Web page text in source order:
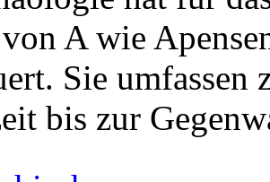
A wie
Sie
bis zur